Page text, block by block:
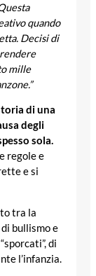
quando
Decisi di
mille
di una
degli
sola.
regole e
e si
tra la
bullismo e
di
l’infanzia.